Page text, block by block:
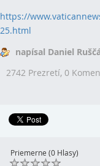
https://
25.html
napísal Daniel
2742 Prezretí, 0
Priemerne (0 Hlasy)